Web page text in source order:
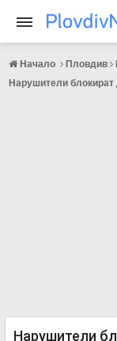
Начало Пловдив
Нарушители блокират
Нарушители